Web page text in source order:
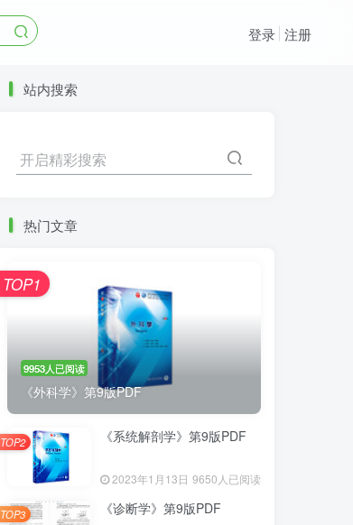
登录 注册
站内搜索
开启精彩搜索
热门文章
9953人已阅读
《外科学》第9版PDF
TOP1
《系统解剖学》第9版PDF
2023年1月13日 9650人已阅读
TOP2
《诊断学》第9版PDF
TOP3